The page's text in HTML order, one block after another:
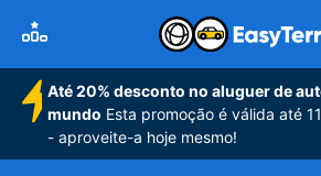
Até 20% desconto no aluguer de
mundo Esta promoção é válida até
- aproveite-a hoje mesmo!